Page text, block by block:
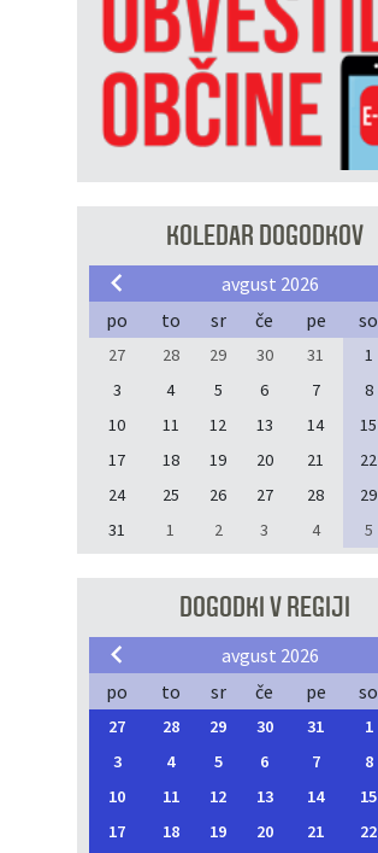
KOLEDAR DOGODKOV
avgust 2026
po
to sr če pe so
27 28 29 30 31 1
3
4 5 6 7 8
10
11 12 13 14 15
17
18 19 20 21 22
24
25 26 27 28 29
31
1 2 3 4 5
DOGODKI V REGIJI
avgust 2026
po
to sr če pe so
27 28 29 30 31 1
3
4 5 6 7 8
10
11 12 13 14 15
17
18 19 20 21 22